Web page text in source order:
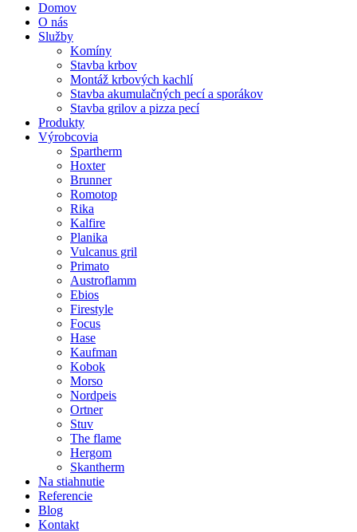
Domov
O nás
Služby
Komíny
Stavba krbov
Montáž krbových kachlí
Stavba akumulačných pecí a sporákov
Stavba grilov a pizza pecí
Produkty
Výrobcovia
Spartherm
Hoxter
Brunner
Romotop
Rika
Kalfire
Planika
Vulcanus gril
Primato
Austroflamm
Ebios
Firestyle
Focus
Hase
Kaufman
Kobok
Morso
Nordpeis
Ortner
Stuv
The flame
Hergom
Skantherm
Na stiahnutie
Referencie
Blog
Kontakt